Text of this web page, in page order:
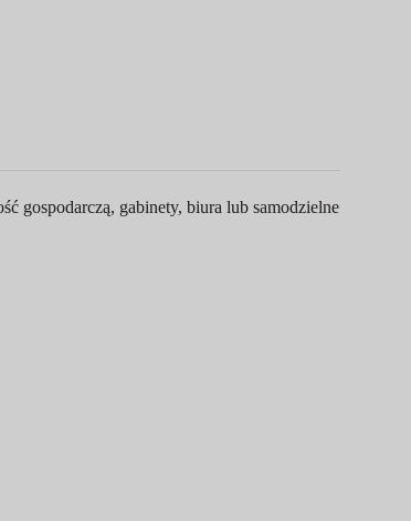
gospodarczą, gabinety, biura lub samodzielne